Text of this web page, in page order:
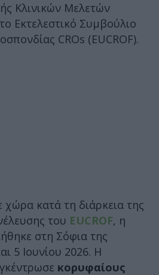
Κλινικών Μελετών
Εκτελεστικό Συμβούλιο
CROs (EUCROF).
κατά τη διάρκεια της
του EUCROF, η
στη Σόφια της
5 Ιουνίου 2026. Η
κορυφαίους